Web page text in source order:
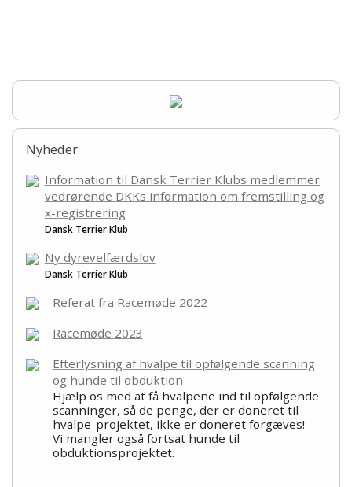
Nyheder
Information til Dansk Terrier Klubs medlemmer
vedrørende DKKs information om fremstilling og
x-registrering
Dansk Terrier Klub
Ny dyrevelfærdslov
Dansk Terrier Klub
Referat fra Racemøde 2022
Racemøde 2023
Efterlysning af hvalpe til opfølgende scanning
og hunde til obduktion
Hjælp os med at få hvalpene ind til opfølgende
scanninger, så de penge, der er doneret til
hvalpe-projektet, ikke er doneret forgæves!
Vi mangler også fortsat hunde til
obduktionsprojektet.